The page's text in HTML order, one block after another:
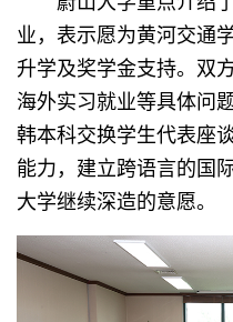
业，表示愿为黄河交通
升学及奖学金支持。双
海外实习就业等具体问
韩本科交换学生代表座
能力，建立跨语言的国
大学继续深造的意愿。